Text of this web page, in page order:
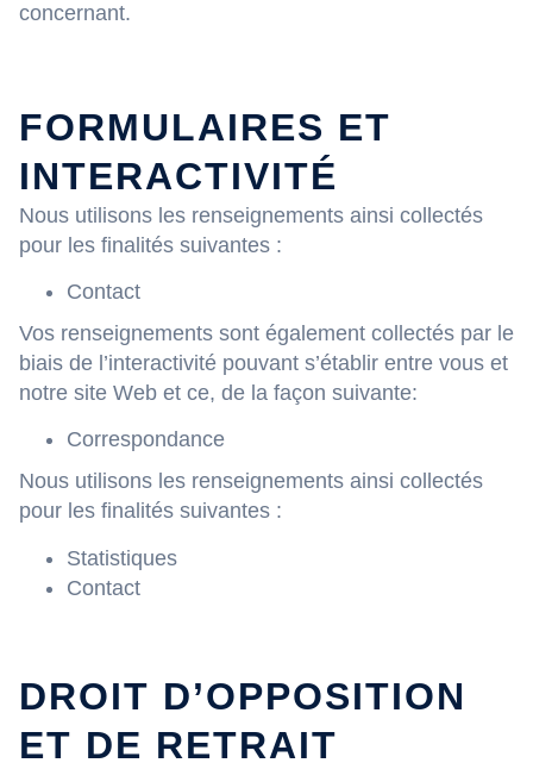
concernant.
FORMULAIRES ET
INTERACTIVITÉ
Nous utilisons les renseignements ainsi collectés
pour les finalités suivantes :
Contact
Vos renseignements sont également collectés par le
biais de l’interactivité pouvant s’établir entre vous et
notre site Web et ce, de la façon suivante:
Correspondance
Nous utilisons les renseignements ainsi collectés
pour les finalités suivantes :
Statistiques
Contact
DROIT D’OPPOSITION
ET DE RETRAIT